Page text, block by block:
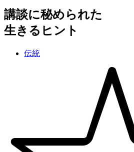
講談に秘められた
生きるヒント
伝統